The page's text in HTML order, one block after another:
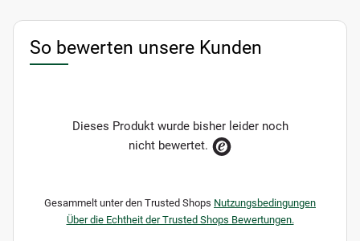
So bewerten unsere Kunden
Dieses Produkt wurde bisher leider noch
nicht bewertet.
Gesammelt unter den Trusted Shops Nutzungsbedingungen
Über die Echtheit der Trusted Shops Bewertungen.